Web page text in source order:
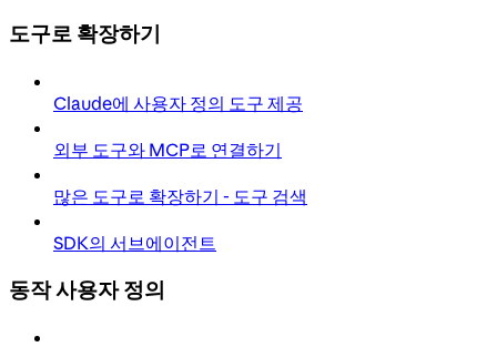
도구로 확장하기
Claude에 사용자 정의 도구 제공
외부 도구와 MCP로 연결하기
많은 도구로 확장하기 - 도구 검색
SDK의 서브에이전트
동작 사용자 정의